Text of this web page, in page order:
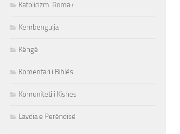
Katolicizmi Romak
Këmbëngulja
Këngë
Komentari i Biblës
Komuniteti i Kishës
Lavdia e Perëndisë